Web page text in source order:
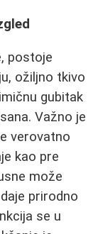
postoje
ožiljno tkivo
gubitak
Važno je
verovatno
kao pre
može
prirodno
se u